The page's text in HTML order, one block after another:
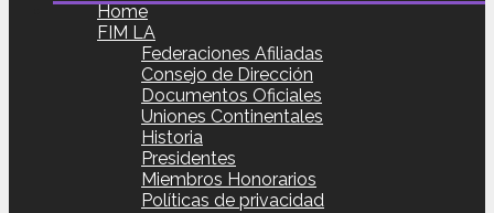
Home
FIM LA
Federaciones Afiliadas
Consejo de Dirección
Documentos Oficiales
Uniones Continentales
Historia
Presidentes
Miembros Honorarios
Políticas de privacidad